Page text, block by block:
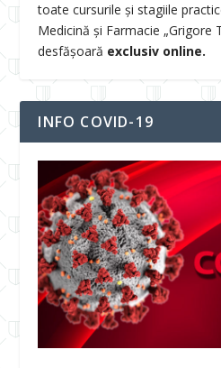
toate cursurile și stagiile
Medicină și Farmacie „Grigore
desfășoară exclusiv online.
INFO COVID-19